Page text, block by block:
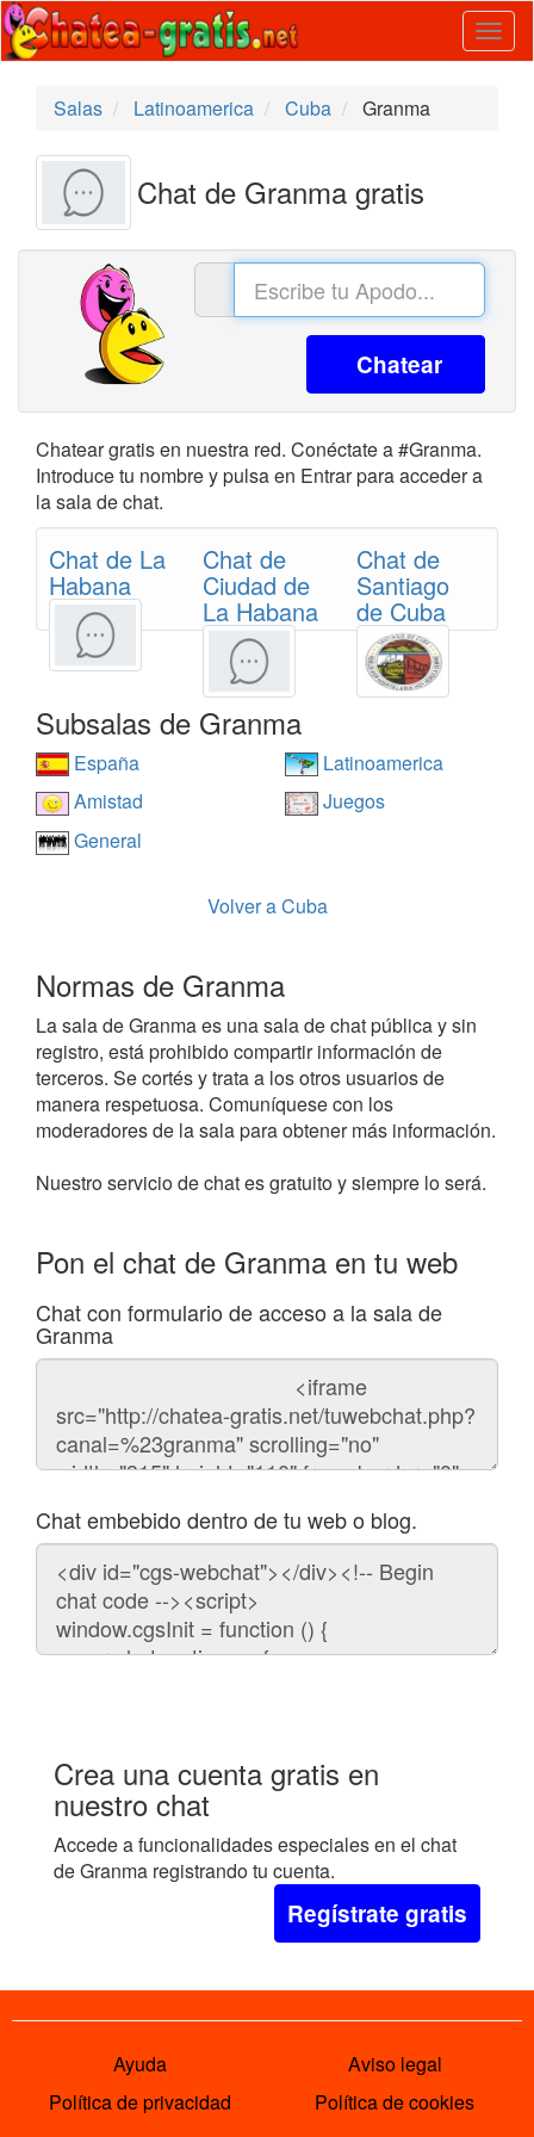
Salas
Latinoamerica Cuba Granma
Chat de Granma gratis
Chatear
Chatear gratis en nuestra red. Conéctate a #Granma.
Introduce tu nombre y pulsa en Entrar para acceder a
la sala de chat.
Chat de La
Habana
Chat de
Ciudad de
La Habana
Chat de
Santiago
de Cuba
Subsalas de Granma
España
Latinoamerica
Amistad
Juegos
General
Volver a Cuba
Normas de Granma
La sala de Granma es una sala de chat pública y sin
registro, está prohibido compartir información de
terceros. Se cortés y trata a los otros usuarios de
manera respetuosa. Comuníquese con los
moderadores de la sala para obtener más información.
Nuestro servicio de chat es gratuito y siempre lo será.
Pon el chat de Granma en tu web
Chat con formulario de acceso a la sala de
Granma
Código
chat
Chat embebido dentro de tu web o blog.
Código
para
embeber
chat
Crea una cuenta gratis en
nuestro chat
Accede a funcionalidades especiales en el chat
de Granma registrando tu cuenta.
Regístrate gratis
Ayuda
Aviso legal
Política de privacidad
Política de cookies